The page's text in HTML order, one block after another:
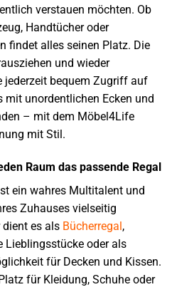
verstauen möchten. Ob
Handtücher oder
findet alles seinen Platz. Die
und wieder
jederzeit bequem Zugriff auf
mit unordentlichen Ecken und
– mit dem Möbel4Life
mit Stil.
Raum das passende Regal
ein wahres Multitalent und
Zuhauses vielseitig
es als Bücherregal,
Lieblingsstücke oder als
für Decken und Kissen.
für Kleidung, Schuhe oder